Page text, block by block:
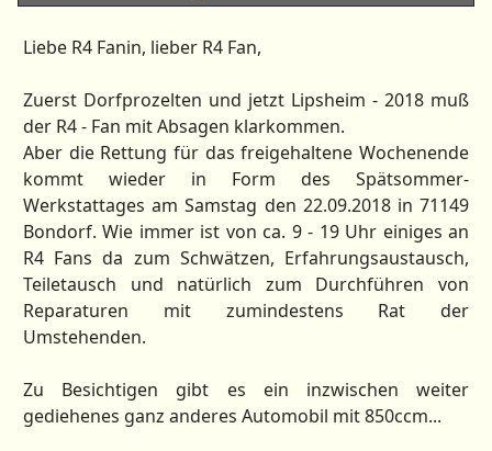
Liebe R4 Fanin, lieber R4 Fan,
Zuerst Dorfprozelten und jetzt Lipsheim - 2018 muß
der R4 - Fan mit Absagen klarkommen.
Aber die Rettung für das freigehaltene Wochenende
kommt wieder in Form des Spätsommer-
Werkstattages am Samstag den 22.09.2018 in 71149
Bondorf. Wie immer ist von ca. 9 - 19 Uhr einiges an
R4 Fans da zum Schwätzen, Erfahrungsaustausch,
Teiletausch und natürlich zum Durchführen von
Reparaturen mit zumindestens Rat der
Umstehenden.
Zu Besichtigen gibt es ein inzwischen weiter
gediehenes ganz anderes Automobil mit 850ccm...